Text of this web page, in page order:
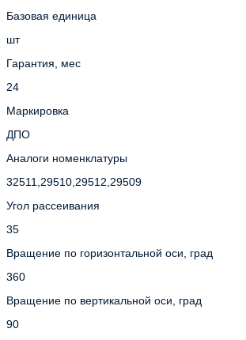
Базовая единица
шт
Гарантия, мес
24
Маркировка
ДПО
Аналоги номенклатуры
32511,29510,29512,29509
Угол рассеивания
35
Вращение по горизонтальной оси, град
360
Вращение по вертикальной оси, град
90